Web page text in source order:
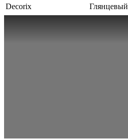
Decorix
Глянцевый